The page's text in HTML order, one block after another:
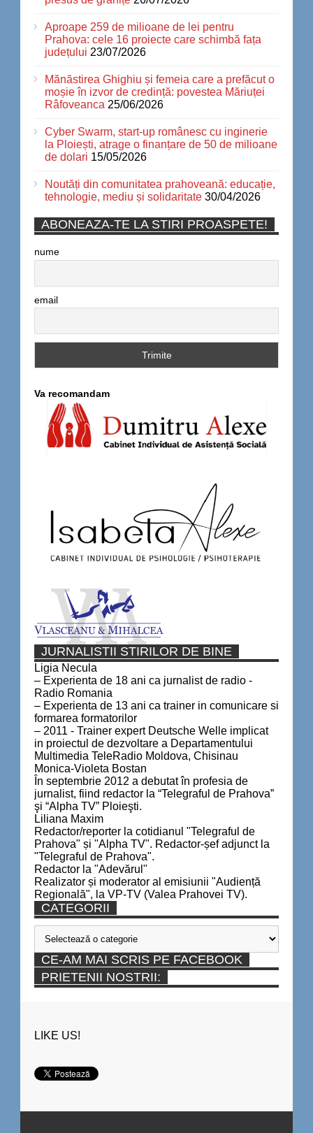
Aproape 259 de milioane de lei pentru
Prahova: cele 16 proiecte care schimbă fața
județului 23/07/2026
Mănăstirea Ghighiu și femeia care a prefăcut o
moșie în izvor de credință: povestea Măriuței
Râfoveanca 25/06/2026
Cyber Swarm, start-up românesc cu inginerie
la Ploiești, atrage o finanțare de 50 de milioane
de dolari 15/05/2026
Noutăți din comunitatea prahoveană: educație,
tehnologie, mediu și solidaritate 30/04/2026
ABONEAZA-TE LA STIRI PROASPETE!
nume
email
Va recomandam
JURNALISTII STIRILOR DE BINE
Ligia Necula
– Experienta de 18 ani ca jurnalist de radio -
Radio Romania
– Experienta de 13 ani ca trainer in comunicare si
formarea formatorilor
– 2011 - Trainer expert Deutsche Welle implicat
in proiectul de dezvoltare a Departamentului
Multimedia TeleRadio Moldova, Chisinau
Monica-Violeta Bostan
În septembrie 2012 a debutat în profesia de
jurnalist, fiind redactor la “Telegraful de Prahova”
şi “Alpha TV” Ploieşti.
Liliana Maxim
Redactor/reporter la cotidianul "Telegraful de
Prahova" și "Alpha TV". Redactor-șef adjunct la
"Telegraful de Prahova".
Redactor la "Adevărul"
Realizator și moderator al emisiunii "Audiență
Regională", la VP-TV (Valea Prahovei TV).
CATEGORII
Categorii
CE-AM MAI SCRIS PE FACEBOOK
PRIETENII NOSTRII:
LIKE US!